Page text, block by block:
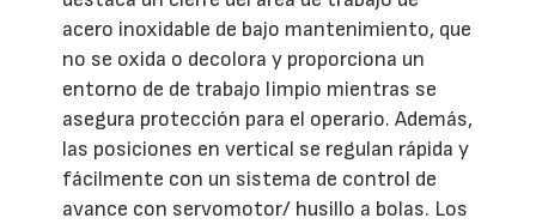
acero inoxidable de bajo mantenimiento, que
no se oxida o decolora y proporciona un
entorno de de trabajo limpio mientras se
asegura protección para el operario. Además,
las posiciones en vertical se regulan rápida y
fácilmente con un sistema de control de
avance con servomotor/ husillo a bolas. Los